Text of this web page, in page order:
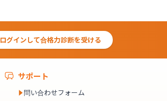
ログインして合格力診断を受ける
サポート
問い合わせフォーム